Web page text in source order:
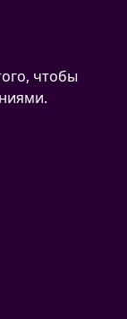
чтобы